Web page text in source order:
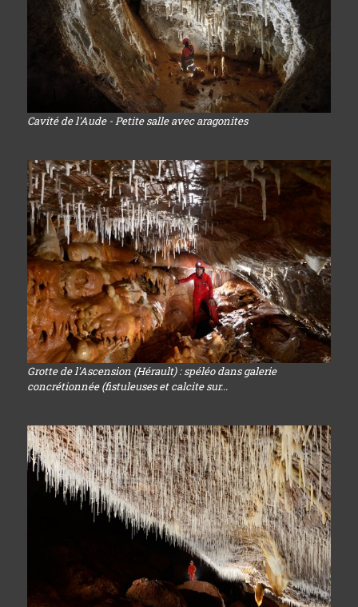
Cavité de l'Aude - Petite salle avec aragonites
Grotte de l'Ascension (Hérault) : spéléo dans galerie
concrétionnée (fistuleuses et calcite sur...